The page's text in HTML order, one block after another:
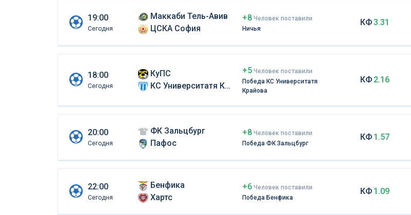
19:00
Сегодня
Маккаби Тель-Авив
ЦСКА София
+8 Человек поставили
Ничья
КФ3.31
18:00
Сегодня
КуПС
КС Университатя Крайова
+5 Человек поставили
Победа КС Университатя
Крайова
КФ 2.16
20:00
Сегодня
ФК Зальцбург
Пафос
+8 Человек поставили
Победа ФК Зальцбург
КФ 1.57
22:00
Сегодня
Бенфика
Хартс
+6 Человек поставили
Победа Бенфика
КФ 1.09